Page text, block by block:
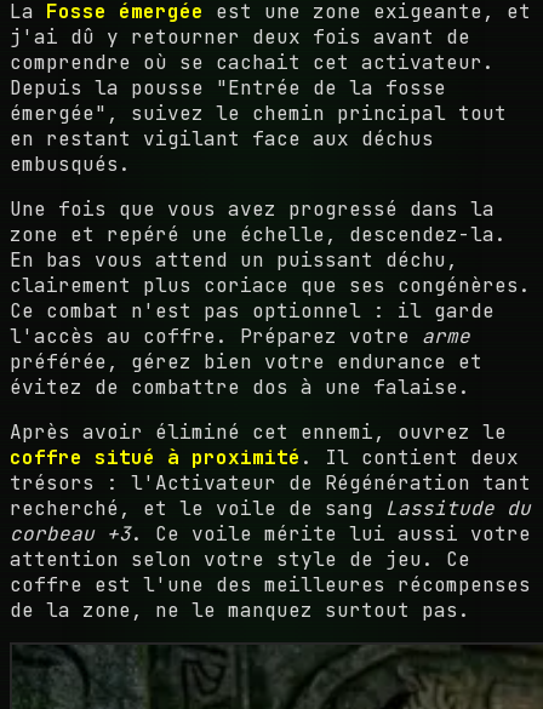
La Fosse émergée est une zone exigeante, et
j'ai dû y retourner deux fois avant de
comprendre où se cachait cet activateur.
Depuis la pousse "Entrée de la fosse
émergée", suivez le chemin principal tout
en restant vigilant face aux déchus
embusqués.
Une fois que vous avez progressé dans la
zone et repéré une échelle, descendez-la.
En bas vous attend un puissant déchu,
clairement plus coriace que ses congénères.
Ce combat n'est pas optionnel : il garde
l'accès au coffre. Préparez votre arme
préférée, gérez bien votre endurance et
évitez de combattre dos à une falaise.
Après avoir éliminé cet ennemi, ouvrez le
coffre situé à proximité . Il contient deux
trésors : l'Activateur de Régénération tant
recherché, et le voile de sang Lassitude du
corbeau +3. Ce voile mérite lui aussi votre
attention selon votre style de jeu. Ce
coffre est l'une des meilleures récompenses
de la zone, ne le manquez surtout pas.